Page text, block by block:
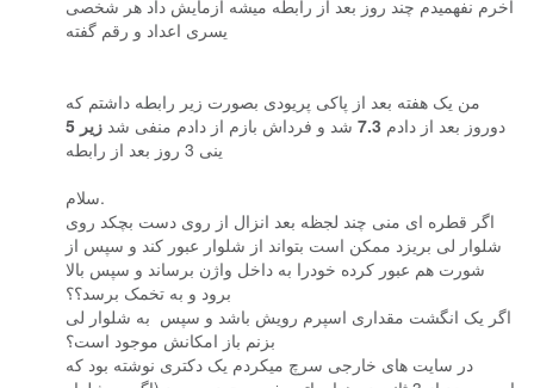
اخرم نفهمیدم چند روز بعد از رابطه میشه ازمایش داد هر شخصی
یسری اعداد و رقم گفته
من یک هفته بعد از پاکی پریودی بصورت زیر رابطه داشتم که
دوروز بعد از دادم 7.3 شد و فرداش بازم از دادم منفی شد زیر 5
ینی 3 روز بعد از رابطه
سلام.
اگر قطره ای منی چند لجظه بعد انزال از روی دست بچکد روی
شلوار لی بریزد ممکن است بتواند از شلوار عبور کند و سپس از
شورت هم عبور کرده خودرا به داخل واژن برساند و سپس بالا
برود و به تخمک برسد؟؟
اگر یک انگشت مقداری اسپرم رویش باشد و سپس به شلوار لی
بزنم باز امکانش موجود است؟
در سایت های خارجی سرچ میکردم یک دکتری نوشته بود که